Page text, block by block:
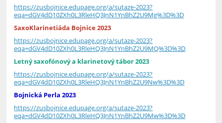
https://zusbojnice.edupage.org/a/sutaze-2023?
eqa=dGV4dD10ZXh0L3RleHQ3JnN1YnBhZ2U9Mg%3D%3D
SaxoKlarinetiáda Bojnice 2023
https://zusbojnice.edupage.org/a/sutaze-2023?
eqa=dGV4dD10ZXh0L3RleHQ3JnN1YnBhZ2U9MQ%3D%3D
Letný saxofónový a klarinetový tábor 2023
https://zusbojnice.edupage.org/a/sutaze-2023?
eqa=dGV4dD10ZXh0L3RleHQ3JnN1YnBhZ2U9Nw%3D%3D
Bojnická Perla 2023
https://zusbojnice.edupage.org/a/sutaze-2023?
eqa=dGV4dD10ZXh0L3RleHQ3JnN1YnBhZ2U9Mw%3D%3D